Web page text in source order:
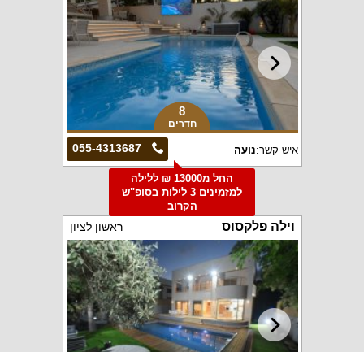
8
חדרים
055-4313687 איש קשר:נועה
החל מ13000 ₪ ללילה
למזמינים 3 לילות בסופ"ש
הקרוב
וילה פלקסוס ראשון לציון